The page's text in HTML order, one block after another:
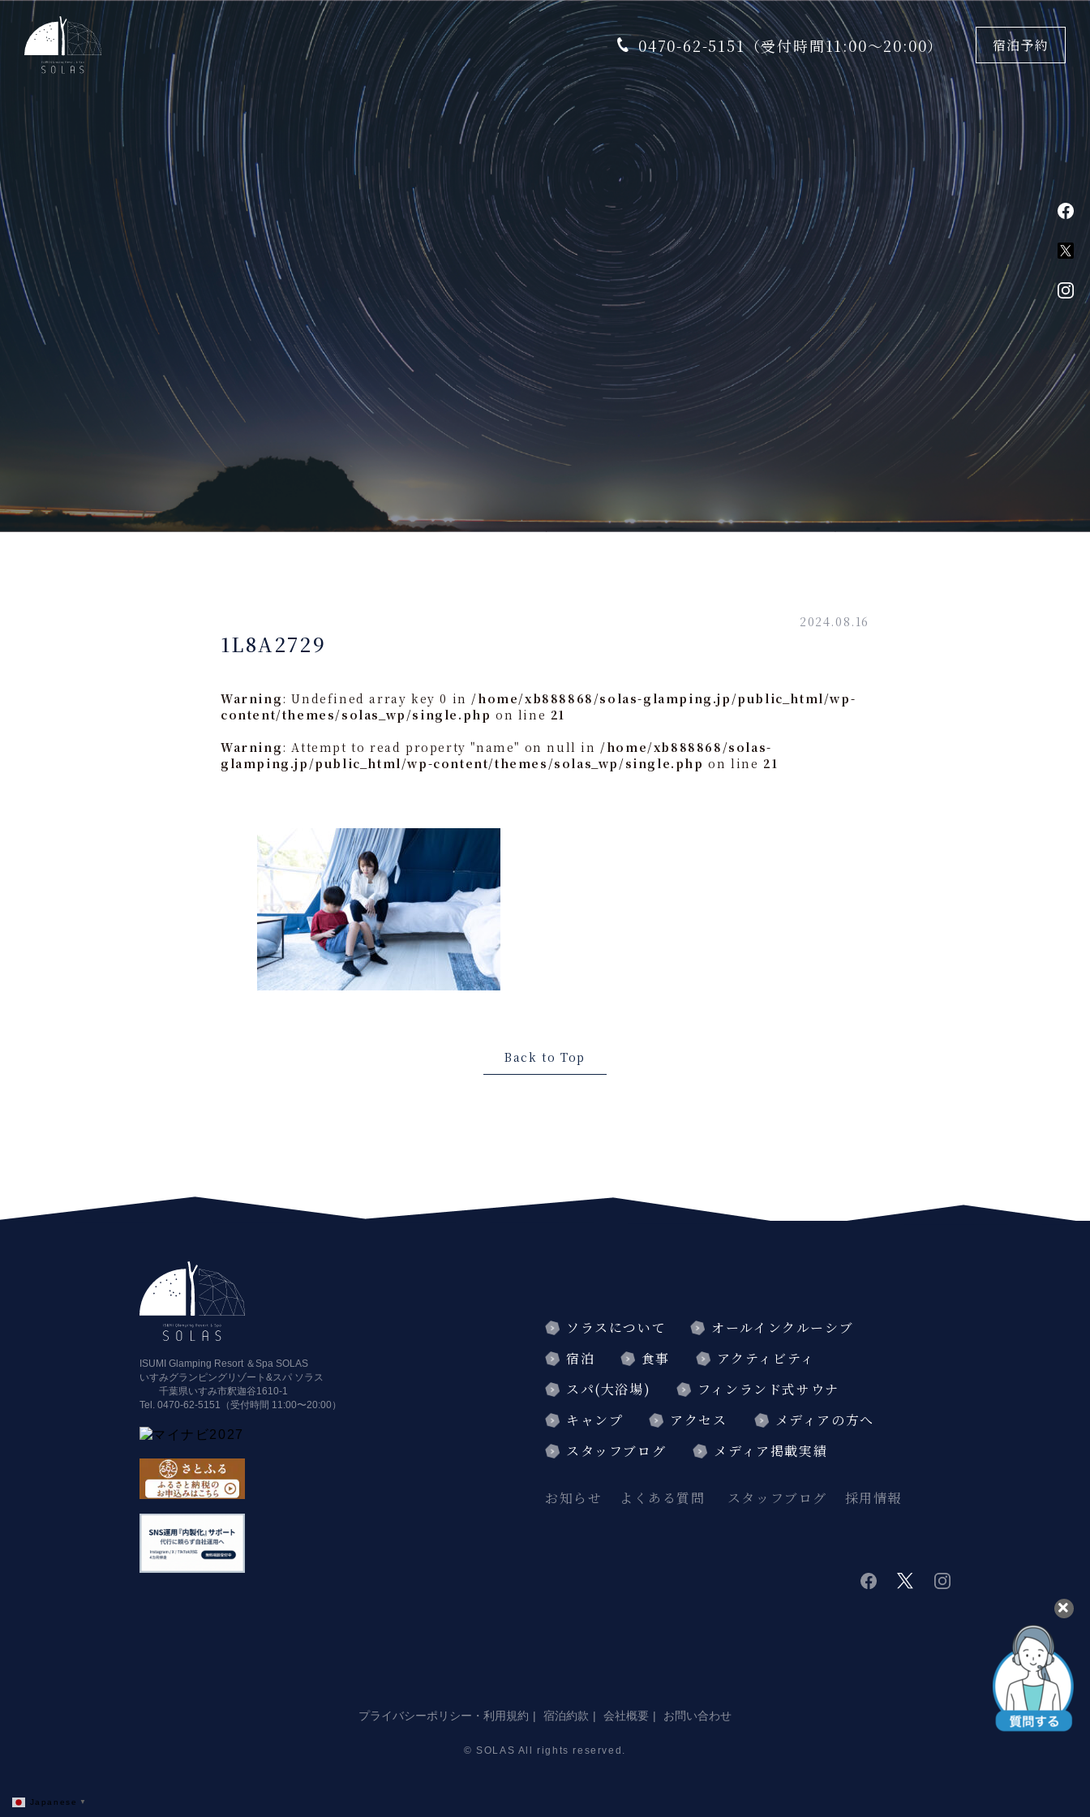
0470-62-5151（受付時間11:00〜20:00） 宿泊予約
2024.08.16
1L8A2729
Warning: Undefined array key 0 in /home/xb888868/solas-glamping.jp/public_html/wp-
content/themes/solas_wp/single.php on line 21
Warning: Attempt to read property "name" on null in /home/xb888868/solas-
glamping.jp/public_html/wp-content/themes/solas_wp/single.php on line 21
Back to Top
ISUMI Glamping Resort ＆Spa SOLAS
いすみグランピングリゾート&スパ ソラス
千葉県いすみ市釈迦谷1610-1
Tel. 0470-62-5151（受付時間 11:00〜20:00）
ソラスについて
オールインクルーシブ
宿泊
食事
アクティビティ
スパ(大浴場)
フィンランド式サウナ
キャンプ
アクセス
メディアの方へ
スタッフブログ
メディア掲載実績
お知らせ よくある質問 スタッフブログ 採用情報
facebook
twitterinstagram
プライバシーポリシー・利用規約 宿泊約款 会社概要 お問い合わせ
© SOLAS All rights reserved.
Japanese ▼